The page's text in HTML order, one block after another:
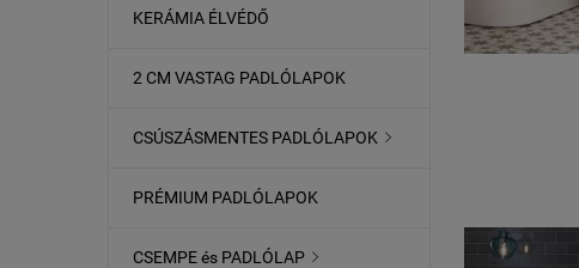
KERÁMIA ÉLVÉDŐ
2 CM VASTAG PADLÓLAPOK
CSÚSZÁSMENTES PADLÓLAPOK 
PRÉMIUM PADLÓLAPOK
CSEMPE és PADLÓLAP 